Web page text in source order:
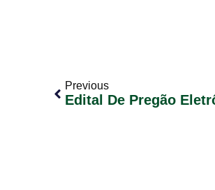
Previous